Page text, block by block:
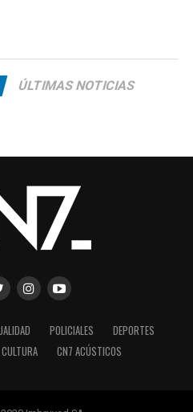
ÚLTIMAS NOTICIAS
POLICIALES
DEPORTES
CULTURA CN7 ACÚSTICOS